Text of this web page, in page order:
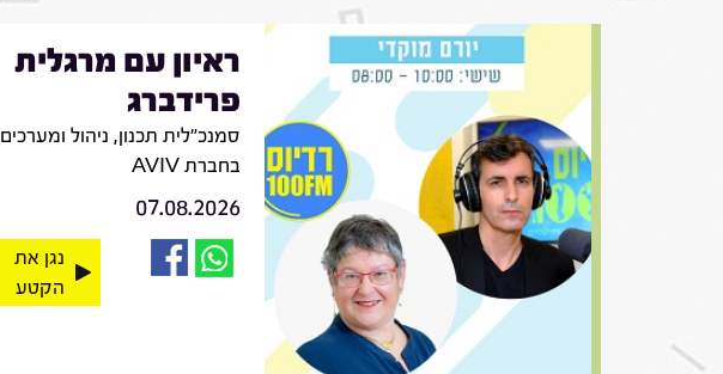
ראיון עם מרגלית
פרידברג
סמנכ״לית תכנון, ניהול ומערכים
בחברת AVIV
07.08.2026
נגן את
הקטע